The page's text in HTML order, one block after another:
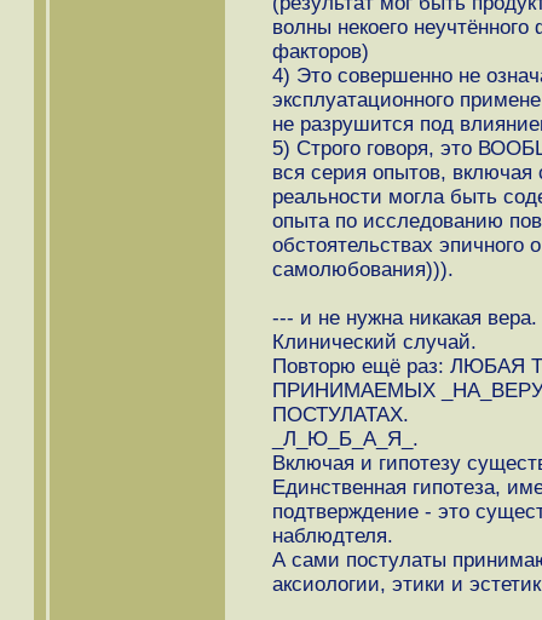
волны некоего
факторов)
4) Это совершенно не
эксплуатационного
не разрушится под
5) Строго говоря, это
вся серия опытов, включая
реальности могла быть
опыта по исследованию
обстоятельствах эпичного
самолюбования))).
--- и не нужна никакая вера.
Клинический случай.
Повторю ещё раз:
ПРИНИМАЕМЫХ
ПОСТУЛАТАХ.
_Л_Ю_Б_А_Я_.
Включая и гипотезу
Единственная гипотеза,
подтверждение - это
наблюдтеля.
А сами постулаты
аксиологии, этики и